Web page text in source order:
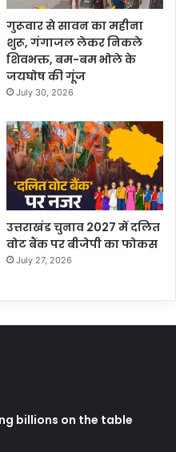
गुरूवार से सावन का महीना
शुरू, गंगाजल लेकर निकले
शिवभक्त, बम-बम भोले के
जयघोष की गूंज
July 30, 2026
उत्तराखंड चुनाव 2027 में दलित
वोट बैंक पर बीजेपी का फोकस
July 27, 2026
billions on the table